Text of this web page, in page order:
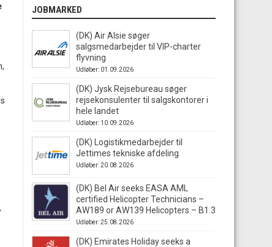
JOBMARKED
(DK) Air Alsie søger
salgsmedarbejder til VIP-charter
flyvning
Udløber: 01.09.2026
(DK) Jysk Rejsebureau søger
rejsekonsulenter til salgskontorer i
hele landet
Udløber: 10.09.2026
(DK) Logistikmedarbejder til
Jettimes tekniske afdeling
Udløber: 20.08.2026
(DK) Bel Air seeks EASA AML
certified Helicopter Technicians –
AW189 or AW139 Helicopters – B1.3
Udløber: 25.08.2026
(DK) Emirates Holiday seeks a